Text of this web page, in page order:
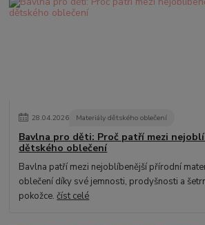
28.04.2026 Materiály dětského oblečení
Bavlna pro děti: Proč patří mezi
dětského oblečení
Bavlna patří mezi nejoblíbenější přírodní
oblečení díky své jemnosti, prodyšnosti a
pokožce.číst celé